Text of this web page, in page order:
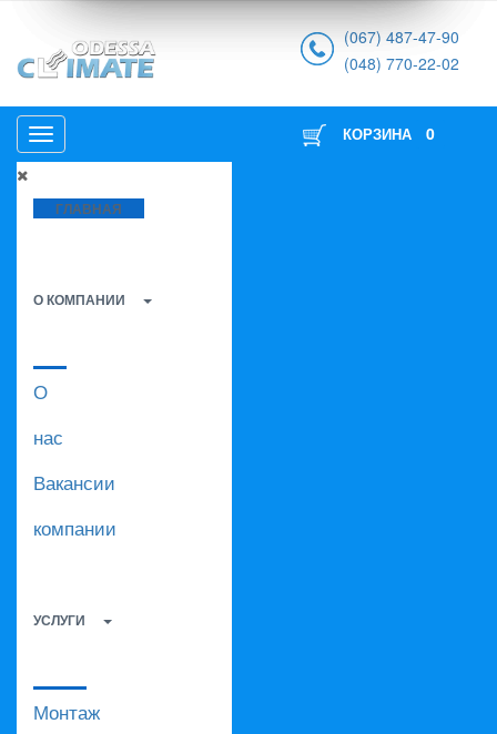
(067) 487-47-90
(048) 770-22-02
ГЛАВНАЯ
О КОМПАНИИ
О
нас
Вакансии
компании
УСЛУГИ
Монтаж
КОРЗИНА 0